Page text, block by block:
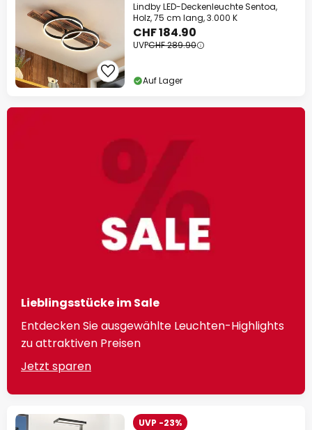
Lindby LED-Deckenleuchte Sentoa,
Holz, 75 cm lang, 3.000 K
CHF 184.90
UVPCHF 289.90
Auf Lager
Lieblingsstücke im Sale
Entdecken Sie ausgewählte Leuchten-Highlights
zu attraktiven Preisen
Jetzt sparen
UVP -23%